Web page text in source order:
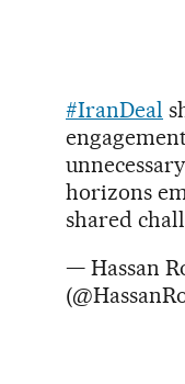
#IranDeal
horizons
shared
— Hassan